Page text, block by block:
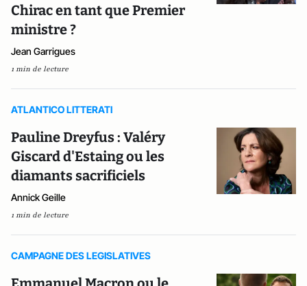
Chirac en tant que Premier
ministre ?
Jean Garrigues
1 min de lecture
ATLANTICO LITTERATI
Pauline Dreyfus : Valéry
Giscard d'Estaing ou les
diamants sacrificiels
Annick Geille
1 min de lecture
CAMPAGNE DES LEGISLATIVES